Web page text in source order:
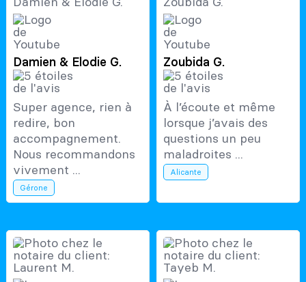
Damien & Elodie G.
Super agence, rien à
redire, bon
accompagnement.
Nous recommandons
vivement ...
Gérone
Zoubida G.
À l’écoute et même
lorsque j’avais des
questions un peu
maladroites ...
Alicante